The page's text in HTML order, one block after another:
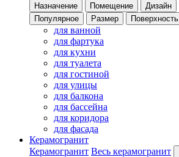
Назначение Помещение Дизайн
Популярное
Размер Поверхность
для ванной
для фартука
для кухни
для туалета
для гостиной
для улицы
для балкона
для бассейна
для коридора
для фасада
Керамогранит
Керамогранит Весь керамогранит